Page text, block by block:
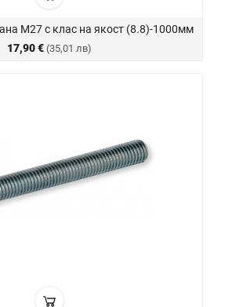
М27 с клас на якост (8.8)-1000мм
17,90 € (35,01 лв)